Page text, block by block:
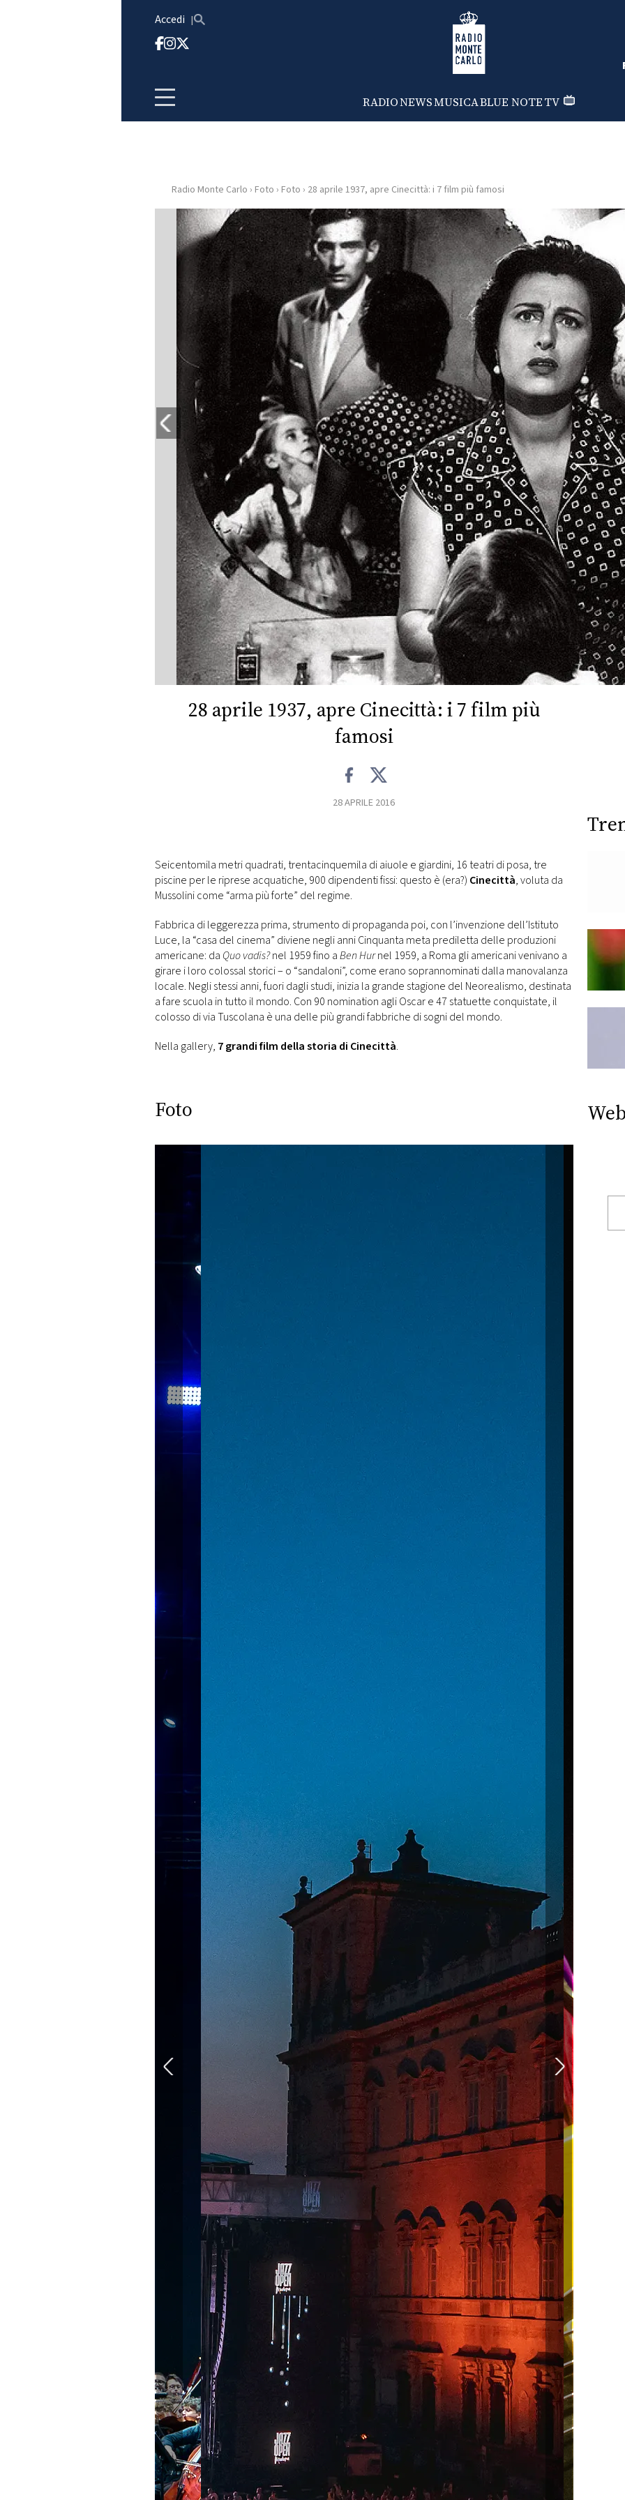
Accedi Radio Monte Carlo
RADIONEWSMUSICABLUE NOTETV
HOME
RADIO
RADIO
PLAYLIST
NEWS
FOTO
CONCORSI
EVENTI
VIDEO
PRINCIPATO
MONACO
RMC
CONSIGLIA
Radio Monte Carlo › Foto › Foto › 28 aprile 1937, apre Cinecittà: i 7 film più famosi
28 aprile 1937, apre Cinecittà: i 7 film più
famosi
28 APRILE 2016
Seicentomila metri quadrati, trentacinquemila di aiuole e giardini, 16 teatri di posa, tre
piscine per le riprese acquatiche, 900 dipendenti fissi: questo è (era?) Cinecittà, voluta da
Mussolini come “arma più forte” del regime.
Fabbrica di leggerezza prima, strumento di propaganda poi, con l’invenzione dell’Istituto
Luce, la “casa del cinema” diviene negli anni Cinquanta meta prediletta delle produzioni
americane: da Quo vadis?nel 1959 fino aBen Hurnel 1959, a Roma gli americani venivano a
girare i loro colossal storici – o “sandaloni”, come erano soprannominati dalla manovalanza
locale. Negli stessi anni, fuori dagli studi, inizia la grande stagione del Neorealismo, destinata
a fare scuola in tutto il mondo. Con 90 nomination agli Oscar e 47 statuette conquistate, il
colosso di via Tuscolana è una delle più grandi fabbriche di sogni del mondo.
Nella gallery, 7 grandi film della storia di Cinecittà.
Foto